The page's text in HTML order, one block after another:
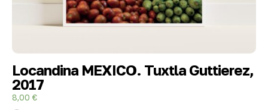
Locandina MEXICO. Tuxtla Guttierez,
2017
8,00 €